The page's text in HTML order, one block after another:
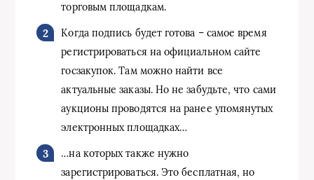
торговым площадкам.
Когда подпись будет готова – самое время
регистрироваться на официальном сайте
госзакупок. Там можно найти все
актуальные заказы. Но не забудьте, что сами
аукционы проводятся на ранее упомянутых
электронных площадках…
…на которых также нужно
зарегистрироваться. Это бесплатная, но